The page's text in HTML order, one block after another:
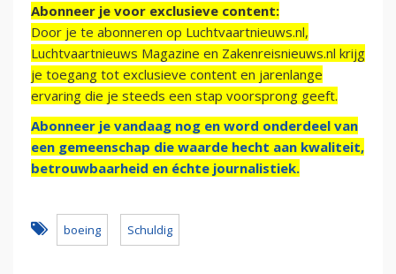
Abonneer je voor exclusieve content:
Door je te abonneren op Luchtvaartnieuws.nl,
Luchtvaartnieuws Magazine en Zakenreisnieuws.nl krijg
je toegang tot exclusieve content en jarenlange
ervaring die je steeds een stap voorsprong geeft.
Abonneer je vandaag nog en word onderdeel van
een gemeenschap die waarde hecht aan kwaliteit,
betrouwbaarheid en échte journalistiek.
boeing Schuldig